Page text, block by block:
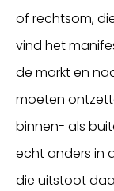
of rechtsom,
vind het
de markt en
moeten
binnen- als
echt anders in
die uitstoot